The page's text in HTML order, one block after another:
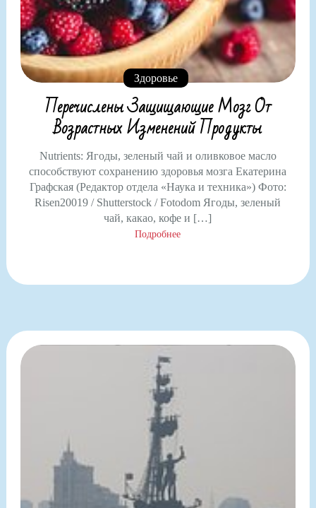
Здоровье
Перечислены Защищающие Мозг От
Возрастных Изменений Продукты
Nutrients: Ягоды, зеленый чай и оливковое масло
способствуют сохранению здоровья мозга Екатерина
Графская (Редактор отдела «Наука и техника») Фото:
Risen20019 / Shutterstock / Fotodom Ягоды, зеленый
чай, какао, кофе и […]
Подробнее